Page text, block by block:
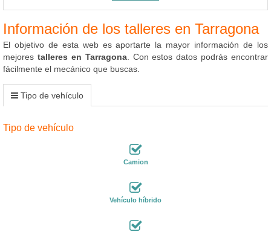
Información de los talleres en Tarragona
El objetivo de esta web es aportarte la mayor información de los
mejores talleres en Tarragona. Con estos datos podrás encontrar
fácilmente el mecánico que buscas.
Tipo de vehículo
Tipo de vehículo
Camion
Vehículo híbrido